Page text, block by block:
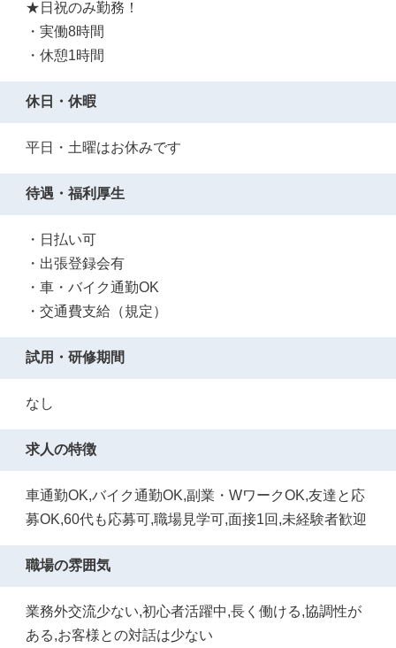
★日祝のみ勤務！
・実働8時間
・休憩1時間
休日・休暇
平日・土曜はお休みです
待遇・福利厚生
・日払い可
・出張登録会有
・車・バイク通勤OK
・交通費支給（規定）
試用・研修期間
なし
求人の特徴
車通勤OK,バイク通勤OK,副業・WワークOK,友達と応
募OK,60代も応募可,職場見学可,面接1回,未経験者歓迎
職場の雰囲気
業務外交流少ない,初心者活躍中,長く働ける,協調性が
ある,お客様との対話は少ない